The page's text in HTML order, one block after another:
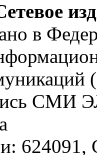
в
СМИ
624091,